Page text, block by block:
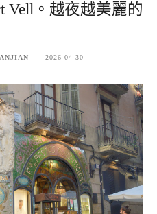
Vell。越夜越美麗的
2026-04-30